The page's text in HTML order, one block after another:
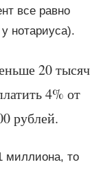
все равно
нотариуса).
20 тысяч
4% от
рублей.
миллиона, то